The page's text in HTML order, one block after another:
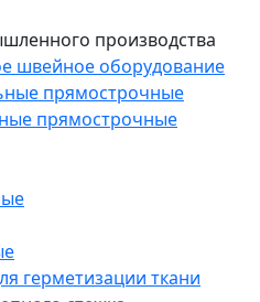
производства
швейное оборудование
прямострочные
прямострочные
герметизации ткани